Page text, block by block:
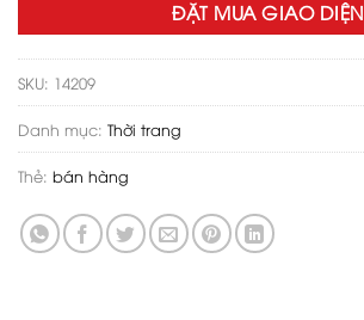
ĐẶT MUA GIAO DIỆN
SKU: 14209
Danh mục: Thời trang
Thẻ: bán hàng